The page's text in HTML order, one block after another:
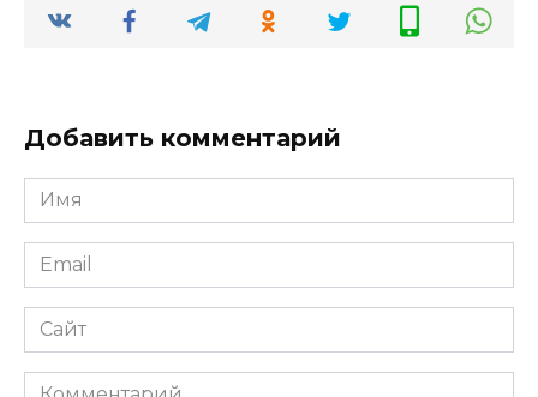
Добавить комментарий
Имя
*
Email
*
Сайт
Комментарий